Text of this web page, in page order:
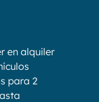
en alquiler
para 2